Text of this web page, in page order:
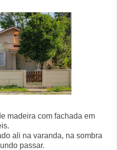
madeira com fachada em
ali na varanda, na sombra
passar.